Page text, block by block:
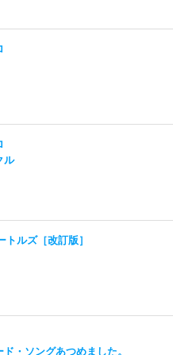
ル
トルズ［改訂版］
・ソングあつめました。